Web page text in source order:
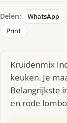
Delen: WhatsApp
Print
Kruidenmix
keuken. Je
Belangrijkste
en rode